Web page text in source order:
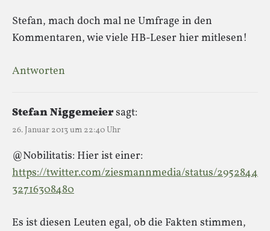
Stefan, mach doch mal ne Umfrage in den
Kommentaren, wie viele HB-Leser hier mitlesen!
Antworten
Stefan Niggemeiersagt:
26. Januar 2013 um 22:40 Uhr
@Nobilitatis: Hier ist einer:
https://twitter.com/ziesmannmedia/status/2952844
32716308480
Es ist diesen Leuten egal, ob die Fakten stimmen,